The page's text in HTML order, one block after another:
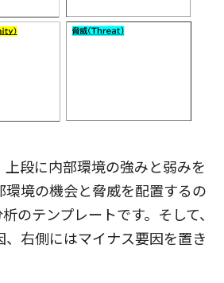
上段に内部環境の強みと弱みを
境の機会と脅威を配置するの
のテンプレートです。そして、
右側にはマイナス要因を置き